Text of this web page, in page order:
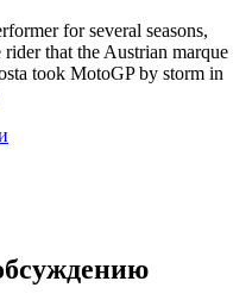
for several seasons,
rider that the Austrian marque
took MotoGP by storm in